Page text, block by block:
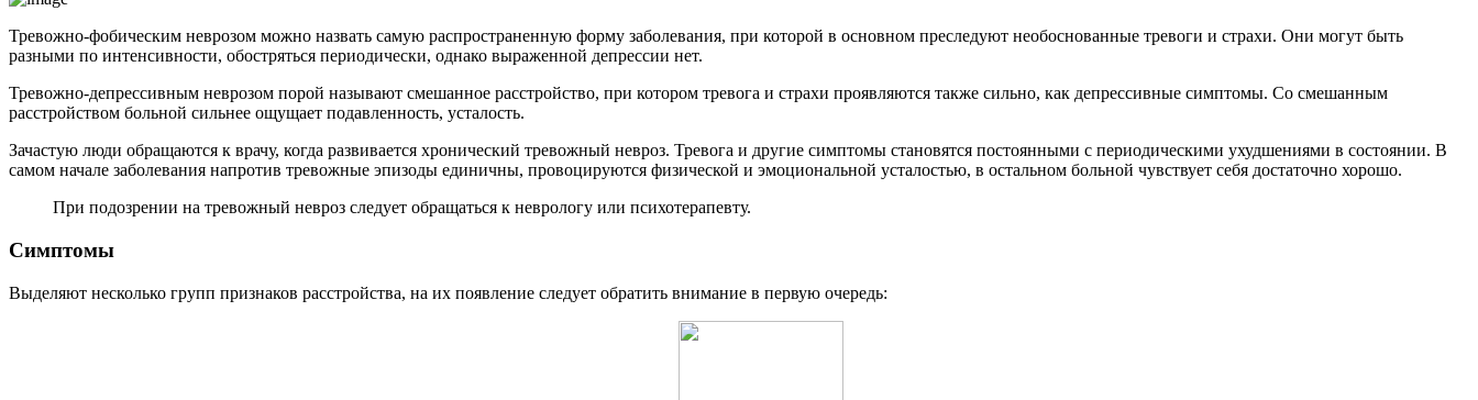
Тревожно-фобическим неврозом можно назвать самую распространенную форму заболевания, при которой в основном преследуют необоснованные тревоги и страхи. Они могут быть
разными по интенсивности, обостряться периодически, однако выраженной депрессии нет.
Тревожно-депрессивным неврозом порой называют смешанное расстройство, при котором тревога и страхи проявляются также сильно, как депрессивные симптомы. Со смешанным
расстройством больной сильнее ощущает подавленность, усталость.
Зачастую люди обращаются к врачу, когда развивается хронический тревожный невроз. Тревога и другие симптомы становятся постоянными с периодическими ухудшениями в состоянии. В
самом начале заболевания напротив тревожные эпизоды единичны, провоцируются физической и эмоциональной усталостью, в остальном больной чувствует себя достаточно хорошо.
При подозрении на тревожный невроз следует обращаться к неврологу или психотерапевту.
Симптомы
Выделяют несколько групп признаков расстройства, на их появление следует обратить внимание в первую очередь: